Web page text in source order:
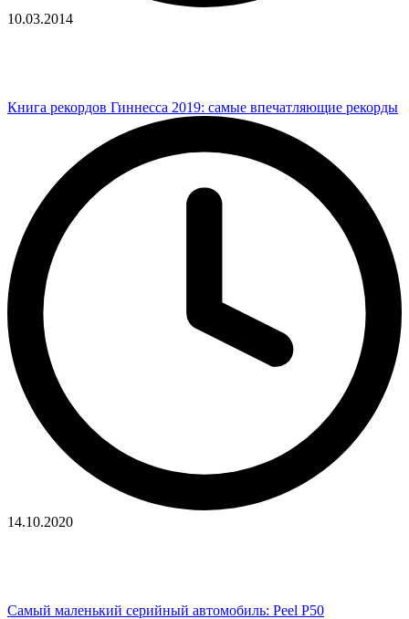
10.03.2014
Книга рекордов Гиннесса 2019: самые впечатляющие рекорды
14.10.2020
Самый маленький серийный автомобиль: Peel P50